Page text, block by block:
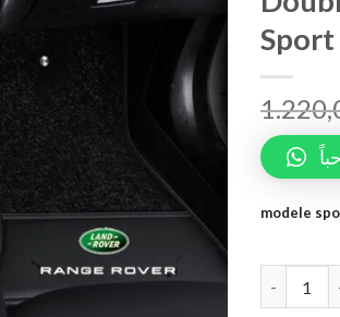
Add to
wishlist
Sport
modele
Double